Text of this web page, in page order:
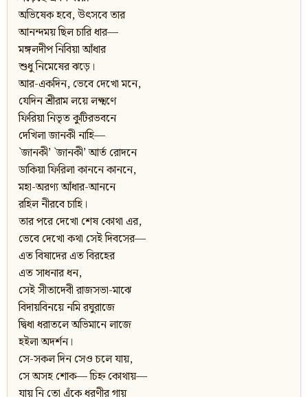
অভিষেক হবে, উত্‍‌সবে তার
আনন্দময় ছিল চারি ধার—
মঙ্গলদীপ নিবিয়া আঁধার
শুধু নিমেষের ঝড়ে।
আর-একদিন, ভেবে দেখো মনে,
যেদিন শ্রীরাম লয়ে লক্ষ্মণে
ফিরিয়া নিভৃত কুটিরভবনে
দেখিলা জানকী নাহি—
`জানকী’ `জানকী’ আর্ত রোদনে
ডাকিয়া ফিরিলা কাননে কাননে,
মহা-অরণ্য আঁধার-আননে
রহিল নীরবে চাহি।
তার পরে দেখো শেষ কোথা এর,
ভেবে দেখো কথা সেই দিবসের—
এত বিষাদের এত বিরহের
এত সাধনার ধন,
সেই সীতাদেবী রাজসভা-মাঝে
বিদায়বিনয়ে নমি রঘুরাজে
দ্বিধা ধরাতলে অভিমানে লাজে
হইলা অদর্শন।
সে-সকল দিন সেও চলে যায়,
সে অসহ শোক— চিহ্ন কোথায়—